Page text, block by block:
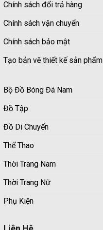
Chính sách đổi trả hàng
Chính sách vận chuyển
Chính sách bảo mật
Tạo bản vẽ thiết kế sản phẩm
Bộ Đồ Bóng Đá Nam
Đồ Tập
Đồ Di Chuyển
Thể Thao
Thời Trang Nam
Thời Trang Nữ
Phụ Kiện